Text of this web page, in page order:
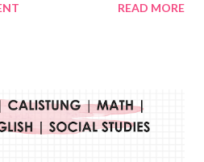
berbeda tentunya akan
air, cat akrilik, atau cat minyak dengan
memberikan sapuan warna
READ MORE